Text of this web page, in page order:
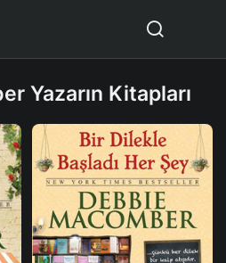
Yazarın Kitapları